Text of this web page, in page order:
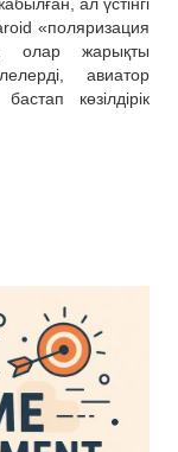
«поляризация
олар жарықты
авиатор
көзілдірік